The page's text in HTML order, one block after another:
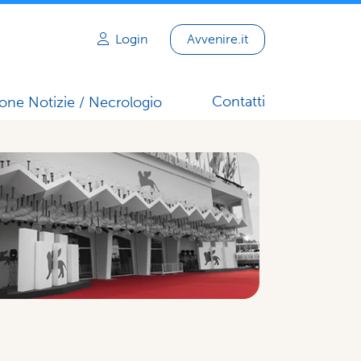
Login Avvenire.it
Notizie / Necrologio Contatti